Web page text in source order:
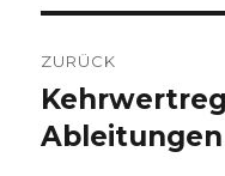
ZURÜCK
Vorheriger
Beitrag:
Ableitungen